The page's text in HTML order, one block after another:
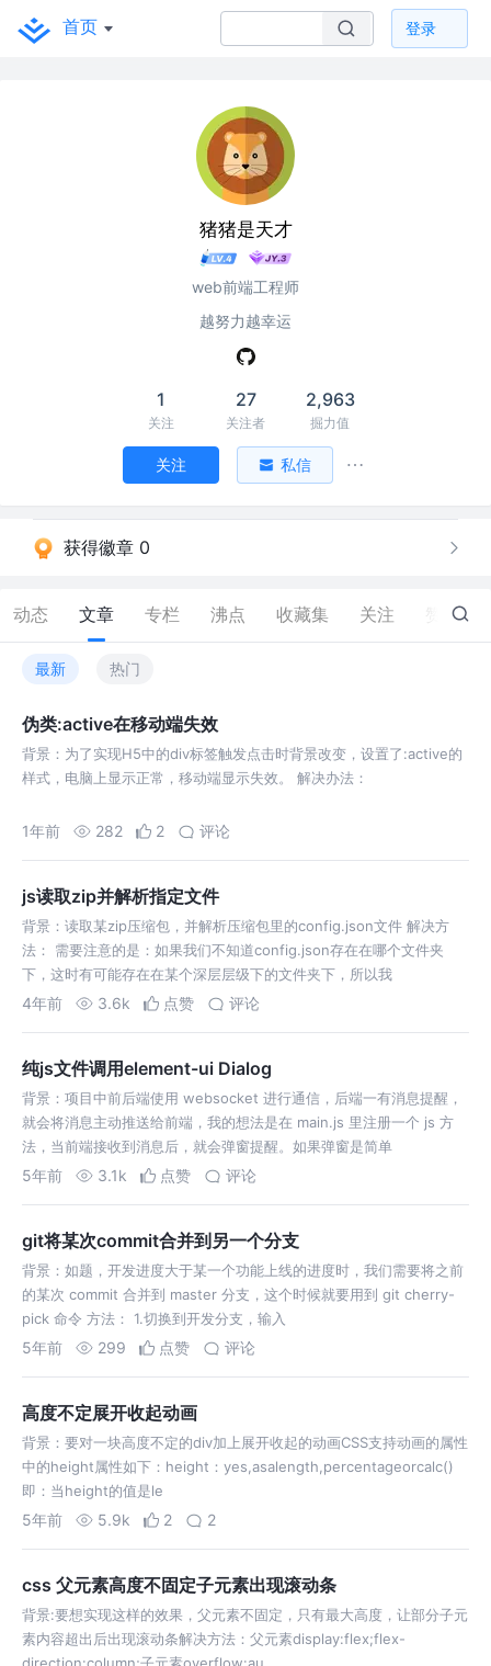
首页 登录
猪猪是天才
web前端工程师
越努力越幸运
1
关注
27
关注者
2,963
掘力值
关注 私信
获得徽章 0
动态 文章 专栏 沸点 收藏集 关注 3
最新 热门
伪类:active在移动端失效
背景：为了实现H5中的div标签触发点击时背景改变，设置了:active的
样式，电脑上显示正常，移动端显示失效。 解决办法：
1年前 282 2 评论
js读取zip并解析指定文件
背景：读取某zip压缩包，并解析压缩包里的config.json文件 解决方
法： 需要注意的是：如果我们不知道config.json存在在哪个文件夹
下，这时有可能存在在某个深层层级下的文件夹下，所以我
4年前 3.6k 点赞 评论
纯js文件调用element-ui Dialog
背景：项目中前后端使用 websocket 进行通信，后端一有消息提醒，
就会将消息主动推送给前端，我的想法是在 main.js 里注册一个 js 方
法，当前端接收到消息后，就会弹窗提醒。如果弹窗是简单
5年前 3.1k 点赞 评论
git将某次commit合并到另一个分支
背景：如题，开发进度大于某一个功能上线的进度时，我们需要将之前
的某次 commit 合并到 master 分支，这个时候就要用到 git cherry-
pick 命令 方法： 1.切换到开发分支，输入
5年前 299 点赞 评论
高度不定展开收起动画
背景：要对一块高度不定的div加上展开收起的动画CSS支持动画的属性
中的height属性如下：height：yes,asalength,percentageorcalc()
即：当height的值是le
5年前 5.9k 2 2
css 父元素高度不固定子元素出现滚动条
背景:要想实现这样的效果，父元素不固定，只有最大高度，让部分子元
素内容超出后出现滚动条解决方法：父元素display:flex;flex-